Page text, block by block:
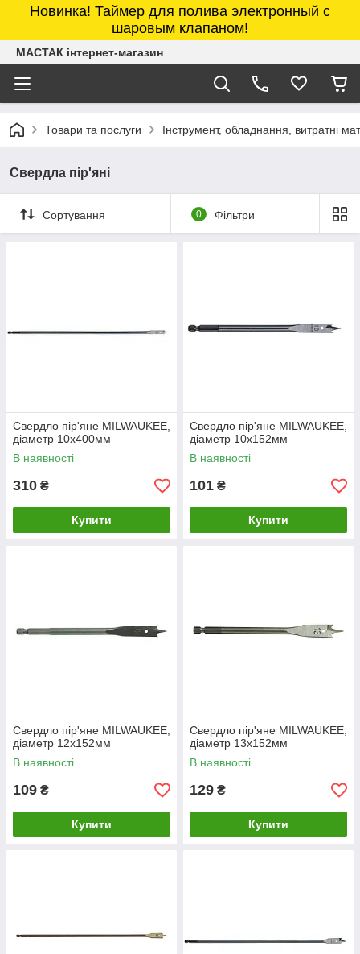
Новинка! Таймер для полива электронный с
шаровым клапаном!
МАСТАК інтернет-магазин
Товари та послуги Інструмент, обладнання, витратні
Свердла пір'яні
Сортування 0 Фільтри
Свердло пір'яне MILWAUKEE,
діаметр 10x400мм
В наявності
310 ₴
Купити
Свердло пір'яне MILWAUKEE,
діаметр 10х152мм
В наявності
101 ₴
Купити
Свердло пір'яне MILWAUKEE,
діаметр 12x152мм
В наявності
109 ₴
Купити
Свердло пір'яне MILWAUKEE,
діаметр 13x152мм
В наявності
129 ₴
Купити